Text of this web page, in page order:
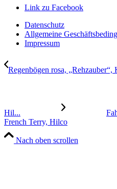
Link zu Facebook
Datenschutz
Allgemeine
Impressum
Regenbögen rosa,
Hil...
French Terry, Hilco
Nach oben scrollen